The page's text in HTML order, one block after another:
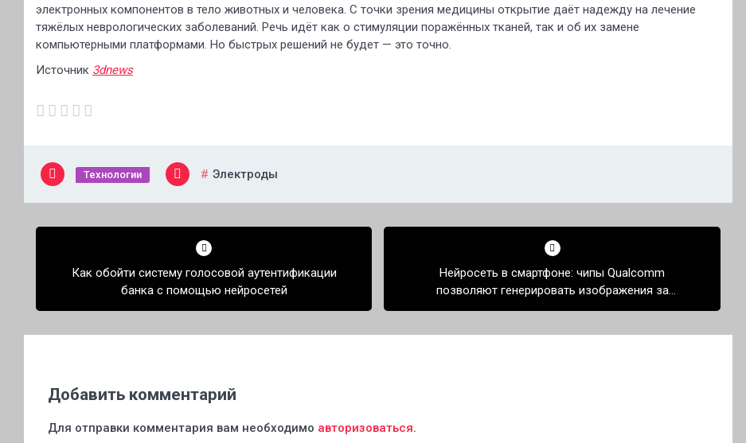
электронных компонентов в тело животных и человека. С точки зрения медицины открытие даёт надежду на лечение
тяжёлых неврологических заболеваний. Речь идёт как о стимуляции поражённых тканей, так и об их замене
компьютерными платформами. Но быстрых решений не будет — это точно.
Источник 3dnews
Технологии Электроды
Навигация
записямКак обойти систему голосовой аутентификации
банка с помощью нейросетей
Нейросеть в смартфоне: чипы Qualcomm
позволяют генерировать изображения за
несколько секунд
Добавить комментарий
Для отправки комментария вам необходимо авторизоваться.